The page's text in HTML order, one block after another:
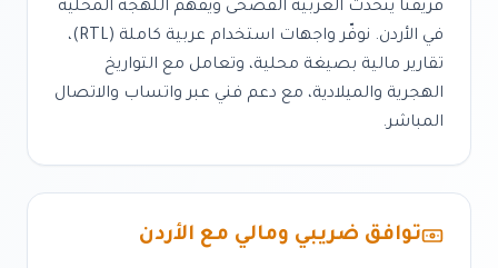
فريقنا يتحدث العربية الفصحى ويفهم اللهجة المحلية
في الأردن
. نوفّر واجهات استخدام عربية كاملة (RTL)،
تقارير مالية بصيغة محلية، وتعامل مع التواريخ
الهجرية والميلادية، مع دعم فني عبر واتساب والاتصال
المباشر.
توافق ضريبي ومالي مع الأردن